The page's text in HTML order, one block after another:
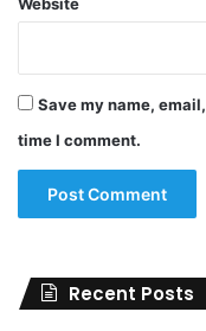
Save my name,
time I comment.
Recent Posts